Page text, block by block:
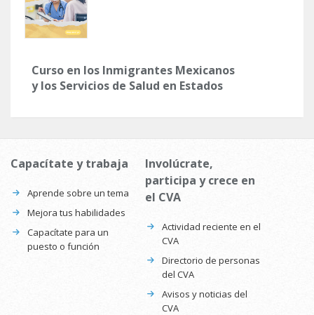
Curso en los Inmigrantes Mexicanos
y los Servicios de Salud en Estados
Capacítate y trabaja
Aprende sobre un tema
Mejora tus habilidades
Capacítate para un
puesto o función
Involúcrate,
participa y crece en
el CVA
Actividad reciente en el
CVA
Directorio de personas
del CVA
Avisos y noticias del
CVA